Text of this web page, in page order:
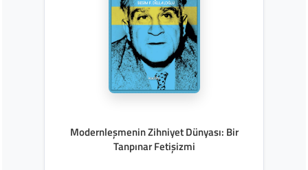
Modernleşmenin Zihniyet Dünyası: Bir
Tanpınar Fetişizmi